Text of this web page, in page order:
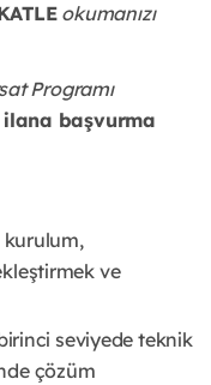
okumanızı
Programı
ilana başvurma
kurulum,
ve
seviyede teknik
çözüm